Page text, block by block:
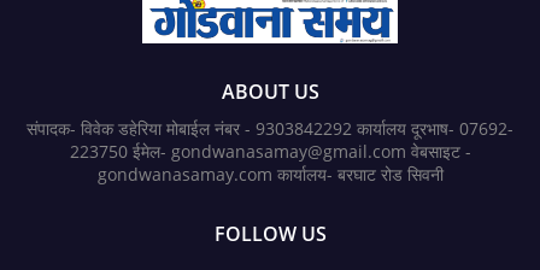
ABOUT US
संपादक- विवेक डहेरिया मोबाईल नंबर - 9303842292 कार्यालय दूरभाष- 07692-
223750 ईमेल- gondwanasamay@gmail.com वेबसाइट -
gondwanasamay.com कार्यालय- बरघाट रोड सिवनी
FOLLOW US